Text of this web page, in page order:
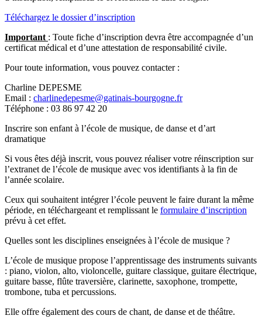
Téléchargez le dossier d’inscription
Important : Toute fiche d’inscription devra être accompagnée d’un
certificat médical et d’une attestation de responsabilité civile.
Pour toute information, vous pouvez contacter :
Charline DEPESME
Email : charlinedepesme@gatinais-bourgogne.fr
Téléphone : 03 86 97 42 20
Inscrire son enfant à l’école de musique, de danse et d’art
dramatique
Si vous êtes déjà inscrit, vous pouvez réaliser votre réinscription sur
l’extranet de l’école de musique avec vos identifiants à la fin de
l’année scolaire.
Ceux qui souhaitent intégrer l’école peuvent le faire durant la même
période, en téléchargeant et remplissant le formulaire d’inscription
prévu à cet effet.
Quelles sont les disciplines enseignées à l’école de musique ?
L’école de musique propose l’apprentissage des instruments suivants
: piano, violon, alto, violoncelle, guitare classique, guitare électrique,
guitare basse, flûte traversière, clarinette, saxophone, trompette,
trombone, tuba et percussions.
Elle offre également des cours de chant, de danse et de théâtre.